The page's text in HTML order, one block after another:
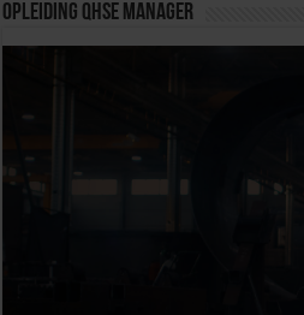
Opleiding QHSE Manager